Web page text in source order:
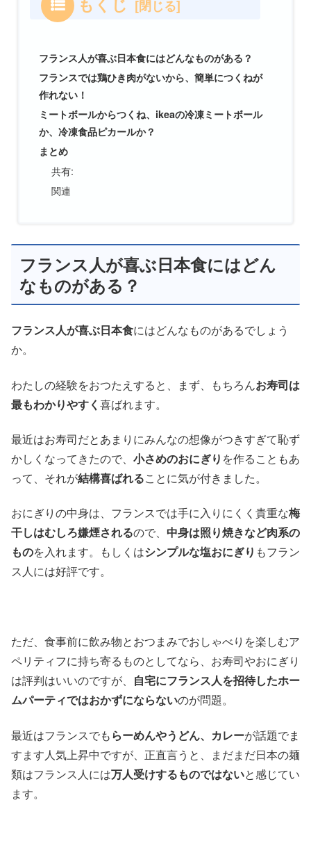
フランス人が喜ぶ日本食にはどんなものがある？
フランスでは鶏ひき肉がないから、簡単につくねが
作れない！
ミートボールからつくね、ikeaの冷凍ミートボール
か、冷凍食品ピカールか？
まとめ
共有:
関連
フランス人が喜ぶ日本食にはどん
なものがある？
フランス人が喜ぶ日本食にはどんなものがあるでしょう
か。
わたしの経験をおつたえすると、まず、もちろんお寿司は
最もわかりやすく 喜ばれます。
最近はお寿司だとあまりにみんなの想像がつきすぎて恥ず
かしくなってきたので、 小さめのおにぎり を作ることもあ
って、それが結構喜ばれることに気が付きました。
おにぎりの中身は、フランスでは手に入りにくく貴重な梅
干しはむしろ嫌煙されるので、 中身は照り焼きなど肉系の
ものを入れます。もしくはシンプルな塩おにぎり もフラン
ス人には好評です。
ただ、食事前に飲み物とおつまみでおしゃべりを楽しむア
ペリティフに持ち寄るものとしてなら、お寿司やおにぎり
は評判はいいのですが、 自宅にフランス人を招待したホー
ムパーティではおかずにならないのが問題。
最近はフランスでもらーめんやうどん、カレーが話題でま
すます人気上昇中ですが、正直言うと、まだまだ日本の麺
類はフランス人には万人受けするものではないと感じてい
ます。